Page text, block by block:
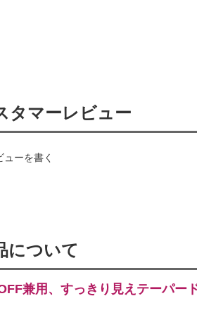
タマーレビュー
ューを書く
について
兼用、すっきり見えテーパー